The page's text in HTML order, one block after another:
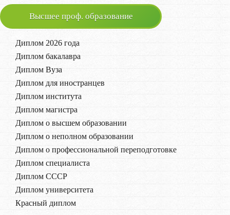
Высшее проф. образование
Диплом 2026 года
Диплом бакалавра
Диплом Вуза
Диплом для иностранцев
Диплом института
Диплом магистра
Диплом о высшем образовании
Диплом о неполном образовании
Диплом о профессиональной переподготовке
Диплом специалиста
Диплом СССР
Диплом университета
Красный диплом